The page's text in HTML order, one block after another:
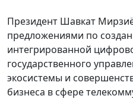
Президент Шавкат
предложениями по
интегрированной
государственного
экосистемы и
бизнеса в сфере